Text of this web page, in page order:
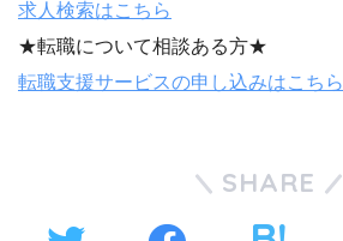
求人検索はこちら
★転職について相談ある方★
転職支援サービスの申し込みはこちら
SHARE